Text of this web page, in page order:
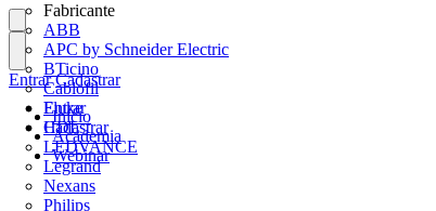
Fabricante
ABB
APC by Schneider Electric
BTicino
Cablofil
Fluke
HDL
LEDVANCE
Legrand
Nexans
Philips
Entrar
Cadastrar
Entrar Cadastrar
Início
Academia
Webinar